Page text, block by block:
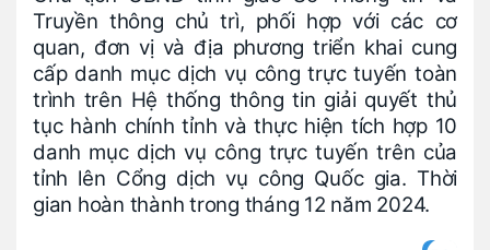
Truyền thông chủ trì, phối hợp với các cơ
quan, đơn vị và địa phương triển khai cung
cấp danh mục dịch vụ công trực tuyến toàn
trình trên Hệ thống thông tin giải quyết thủ
tục hành chính tỉnh và thực hiện tích hợp 10
danh mục dịch vụ công trực tuyến trên của
tỉnh lên Cổng dịch vụ công Quốc gia. Thời
gian hoàn thành trong tháng 12 năm 2024.